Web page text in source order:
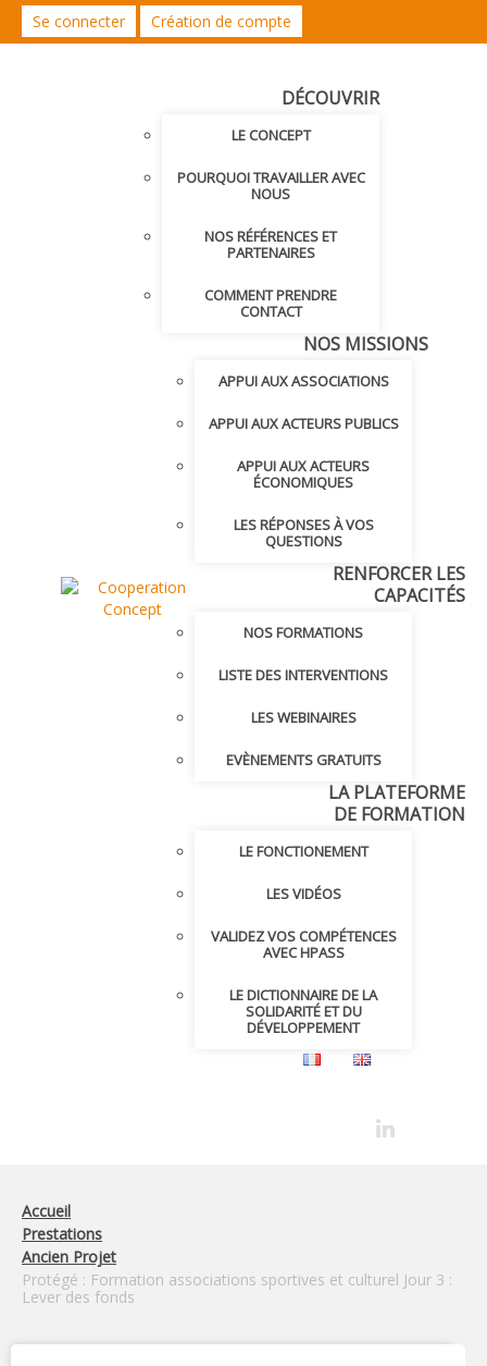
Se connecter Création de compte
DÉCOUVRIR
LE CONCEPT
POURQUOI TRAVAILLER AVEC
NOUS
NOS RÉFÉRENCES ET
PARTENAIRES
COMMENT PRENDRE
CONTACT
NOS MISSIONS
APPUI AUX ASSOCIATIONS
APPUI AUX ACTEURS PUBLICS
APPUI AUX ACTEURS
ÉCONOMIQUES
LES RÉPONSES À VOS
QUESTIONS
RENFORCER LES
CAPACITÉS
NOS FORMATIONS
LISTE DES INTERVENTIONS
LES WEBINAIRES
EVÈNEMENTS GRATUITS
LA PLATEFORME
DE FORMATION
LE FONCTIONEMENT
LES VIDÉOS
VALIDEZ VOS COMPÉTENCES
AVEC HPASS
LE DICTIONNAIRE DE LA
SOLIDARITÉ ET DU
DÉVELOPPEMENT
Accueil
Prestations
Ancien Projet
Protégé : Formation associations sportives et culturel Jour 3 :
Lever des fonds